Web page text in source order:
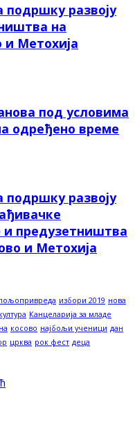
подршку развоју
на
и Метохија
под условима
одређено време
подршку развоју
и предузетништва
и Метохија
избори 2019 нова
култура Канцеларија за младе
косово најбољи ученици дан
црква рок фест деца